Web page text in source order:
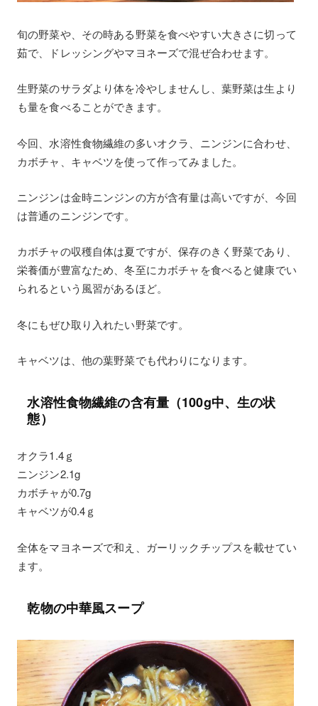
旬の野菜や、その時ある野菜を食べやすい大きさに切って
茹で、ドレッシングやマヨネーズで混ぜ合わせます。
生野菜のサラダより体を冷やしませんし、葉野菜は生より
も量を食べることができます。
今回、水溶性食物繊維の多いオクラ、ニンジンに合わせ、
カボチャ、キャベツを使って作ってみました。
ニンジンは金時ニンジンの方が含有量は高いですが、今回
は普通のニンジンです。
カボチャの収穫自体は夏ですが、保存のきく野菜であり、
栄養価が豊富なため、冬至にカボチャを食べると健康でい
られるという風習があるほど。
冬にもぜひ取り入れたい野菜です。
キャベツは、他の葉野菜でも代わりになります。
水溶性食物繊維の含有量（100g中、生の状
態）
オクラ1.4ｇ
ニンジン2.1g
カボチャが0.7g
キャベツが0.4ｇ
全体をマヨネーズで和え、ガーリックチップスを載せてい
ます。
乾物の中華風スープ